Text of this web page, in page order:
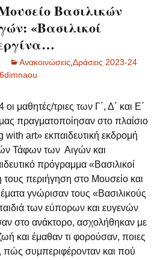
Βασιλικών
«Βασιλικοί
Ανακοινώσεις Δράσεις 2023-24
6dimnaou
μαθητές/τριες των Γ΄, Δ΄ και Ε΄
πραγματοποίησαν στο πλαίσιο
art» εκπαιδευτική εκδρομή
Τάφων των Αιγών και
πρόγραμμα «Βασιλικοί
τους περιήγηση στο Μουσείο και
γνώρισαν τους «Βασιλικούς
των εύπορων και ευγενών
στο ανάκτορο, ασχολήθηκαν με
και έμαθαν τι φορούσαν, ποιες
συμπεριφέρονταν και πού